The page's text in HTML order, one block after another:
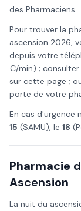
des Pharmaciens.
Pour trouver la
ascension 2026,
depuis votre
€/min) ; consulter
sur cette page ;
porte de votre
En cas d'urgence
15 (SAMU), le 18
Pharmacie
Ascension
La nuit du